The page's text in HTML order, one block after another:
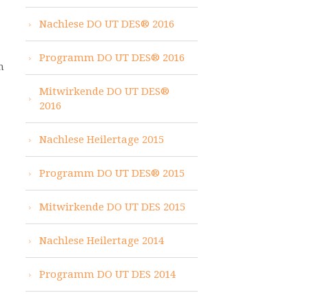
Nachlese DO UT DES® 2016
Programm DO UT DES® 2016
Mitwirkende DO UT DES®
2016
Nachlese Heilertage 2015
Programm DO UT DES® 2015
Mitwirkende DO UT DES 2015
Nachlese Heilertage 2014
Programm DO UT DES 2014